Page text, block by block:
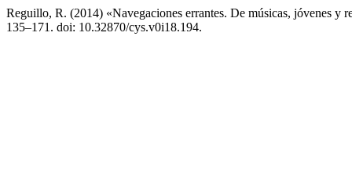
Reguillo, R. (2014) «Navegaciones errantes. De músicas, jóvenes y
135–171. doi: 10.32870/cys.v0i18.194.